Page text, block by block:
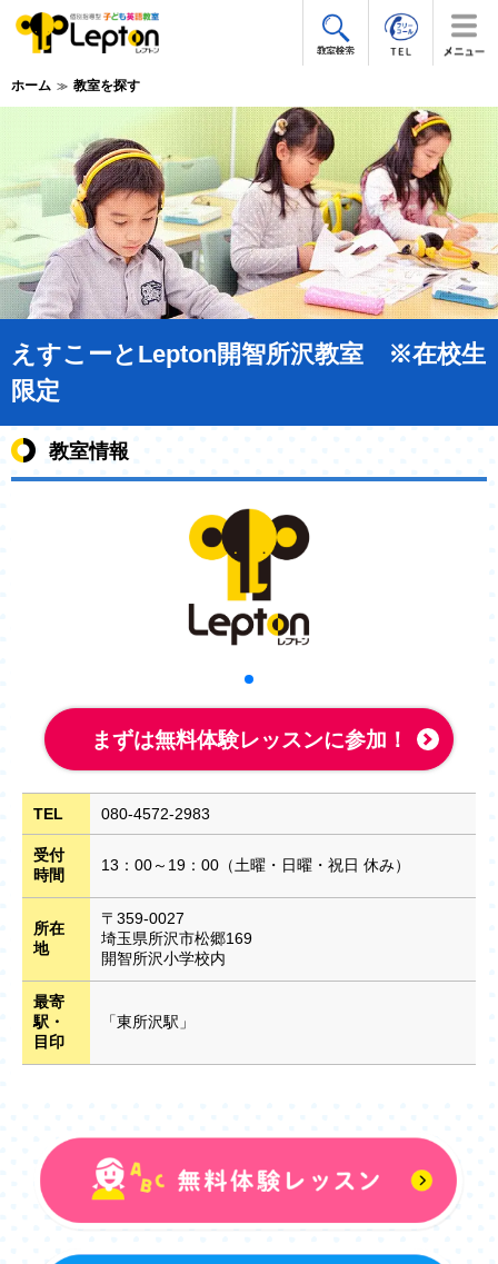
ホーム 教室を探す
えすこーとLepton開智所沢教室 ※在校生
限定
教室情報
まずは無料体験レッスンに参加！
TEL 080-4572-2983
受付
時間
13：00～19：00（土曜・日曜・祝日 休み）
所在
地
〒359-0027
埼玉県所沢市松郷169
開智所沢小学校内
最寄
駅・
目印
「東所沢駅」